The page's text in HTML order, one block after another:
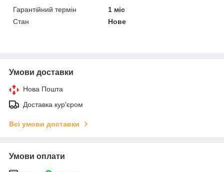
Гарантійний термін
1 міс
Стан
Нове
Умови доставки
Нова Пошта
Доставка кур'єром
Всі умови доставки
Умови оплати